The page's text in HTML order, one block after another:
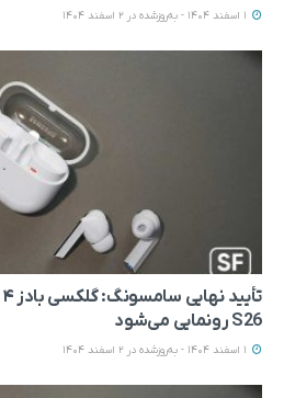
S26 رونمایی می‌شود